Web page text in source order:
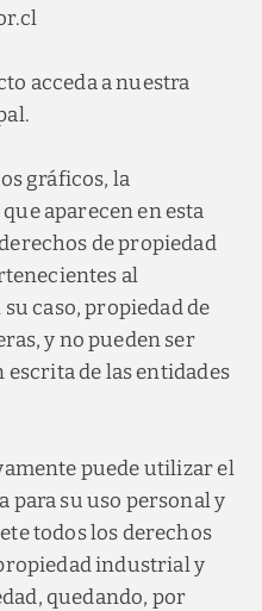
acceda a nuestra
gráficos, la
aparecen en esta
de propiedad
al
caso, propiedad de
y no pueden ser
de las entidades
puede utilizar el
para su uso personal y
todos los derechos
industrial y
quedando, por